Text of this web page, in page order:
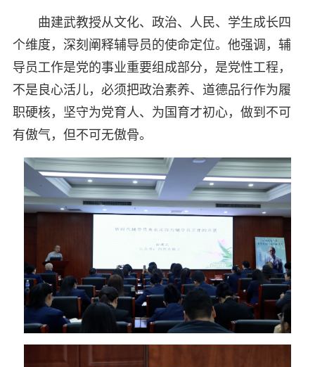
曲建武教授从文化、政治、人民、学生成长四
个维度，深刻阐释辅导员的使命定位。他强调，辅
导员工作是党的事业重要组成部分，是党性工程，
不是良心活儿，必须把政治素养、道德品行作为履
职硬核，坚守为党育人、为国育才初心，做到不可
有傲气，但不可无傲骨。